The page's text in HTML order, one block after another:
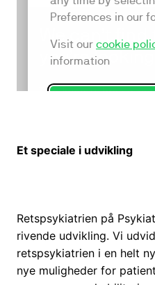
Et speciale i udvikling
Retspsykiatrien på
rivende udvikling. Vi
retspsykiatrien i en helt
nye muligheder for